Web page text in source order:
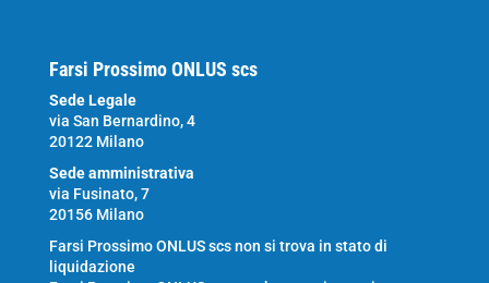
Farsi Prossimo ONLUS scs
Sede Legale
via San Bernardino, 4
20122 Milano
Sede amministrativa
via Fusinato, 7
20156 Milano
Farsi Prossimo ONLUS scs non si trova in stato di
liquidazione